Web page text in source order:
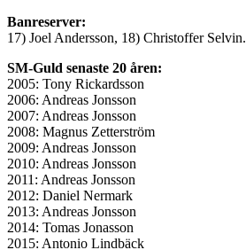
Banreserver:
17) Joel Andersson, 18) Christoffer Selvin.
SM-Guld senaste 20 åren:
2005: Tony Rickardsson
2006: Andreas Jonsson
2007: Andreas Jonsson
2008: Magnus Zetterström
2009: Andreas Jonsson
2010: Andreas Jonsson
2011: Andreas Jonsson
2012: Daniel Nermark
2013: Andreas Jonsson
2014: Tomas Jonasson
2015: Antonio Lindbäck